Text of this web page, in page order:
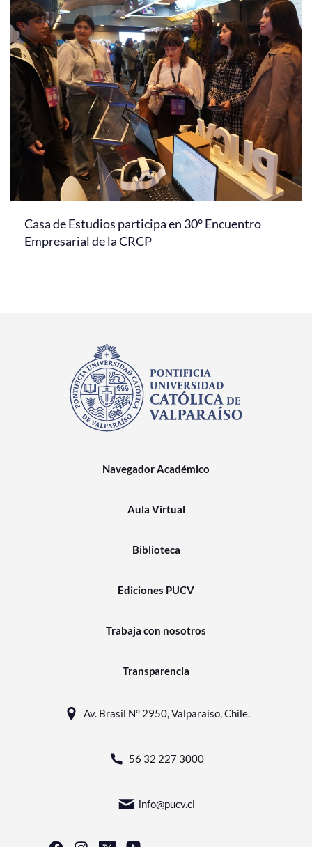
Casa de Estudios participa en 30° Encuentro
Empresarial de la CRCP
Navegador Académico
Aula Virtual
Biblioteca
Ediciones PUCV
Trabaja con nosotros
Transparencia
Av. Brasil N° 2950, Valparaíso, Chile.
56 32 227 3000
info@pucv.cl